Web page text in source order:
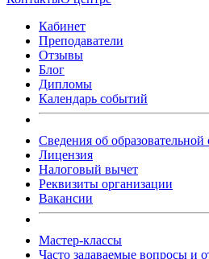
Кабинет
Преподаватели
Отзывы
Блог
Дипломы
Календарь событий
Сведения об образовательной
Лицензия
Налоговый вычет
Реквизиты организации
Вакансии
Мастер-классы
Часто задаваемые вопросы и